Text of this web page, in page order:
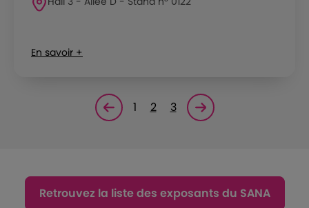
En savoir +
Page précédente
1 2 3 Page suivante<
Retrouvez la liste des exposants du SANA